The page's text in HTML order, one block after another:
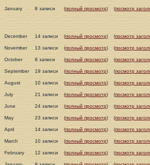
January 8 записи (полный просмотр) (посмотр
December 14 записи (полный просмотр) (посмотр
November 13 записи (полный просмотр) (посмотр
October 8 записи (полный просмотр) (посмотр
September 19 записи (полный просмотр) (посмотр
August 10 записи (полный просмотр) (посмотр
July 21 записи (полный просмотр) (посмотр
June 24 записи (полный просмотр) (посмотр
May 23 записи (полный просмотр) (посмотр
April 14 записи (полный просмотр) (посмотр
March 10 записи (полный просмотр) (посмотр
February 12 записи (полный просмотр) (посмотр